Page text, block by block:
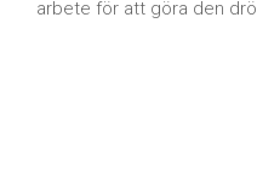
arbete för att göra den